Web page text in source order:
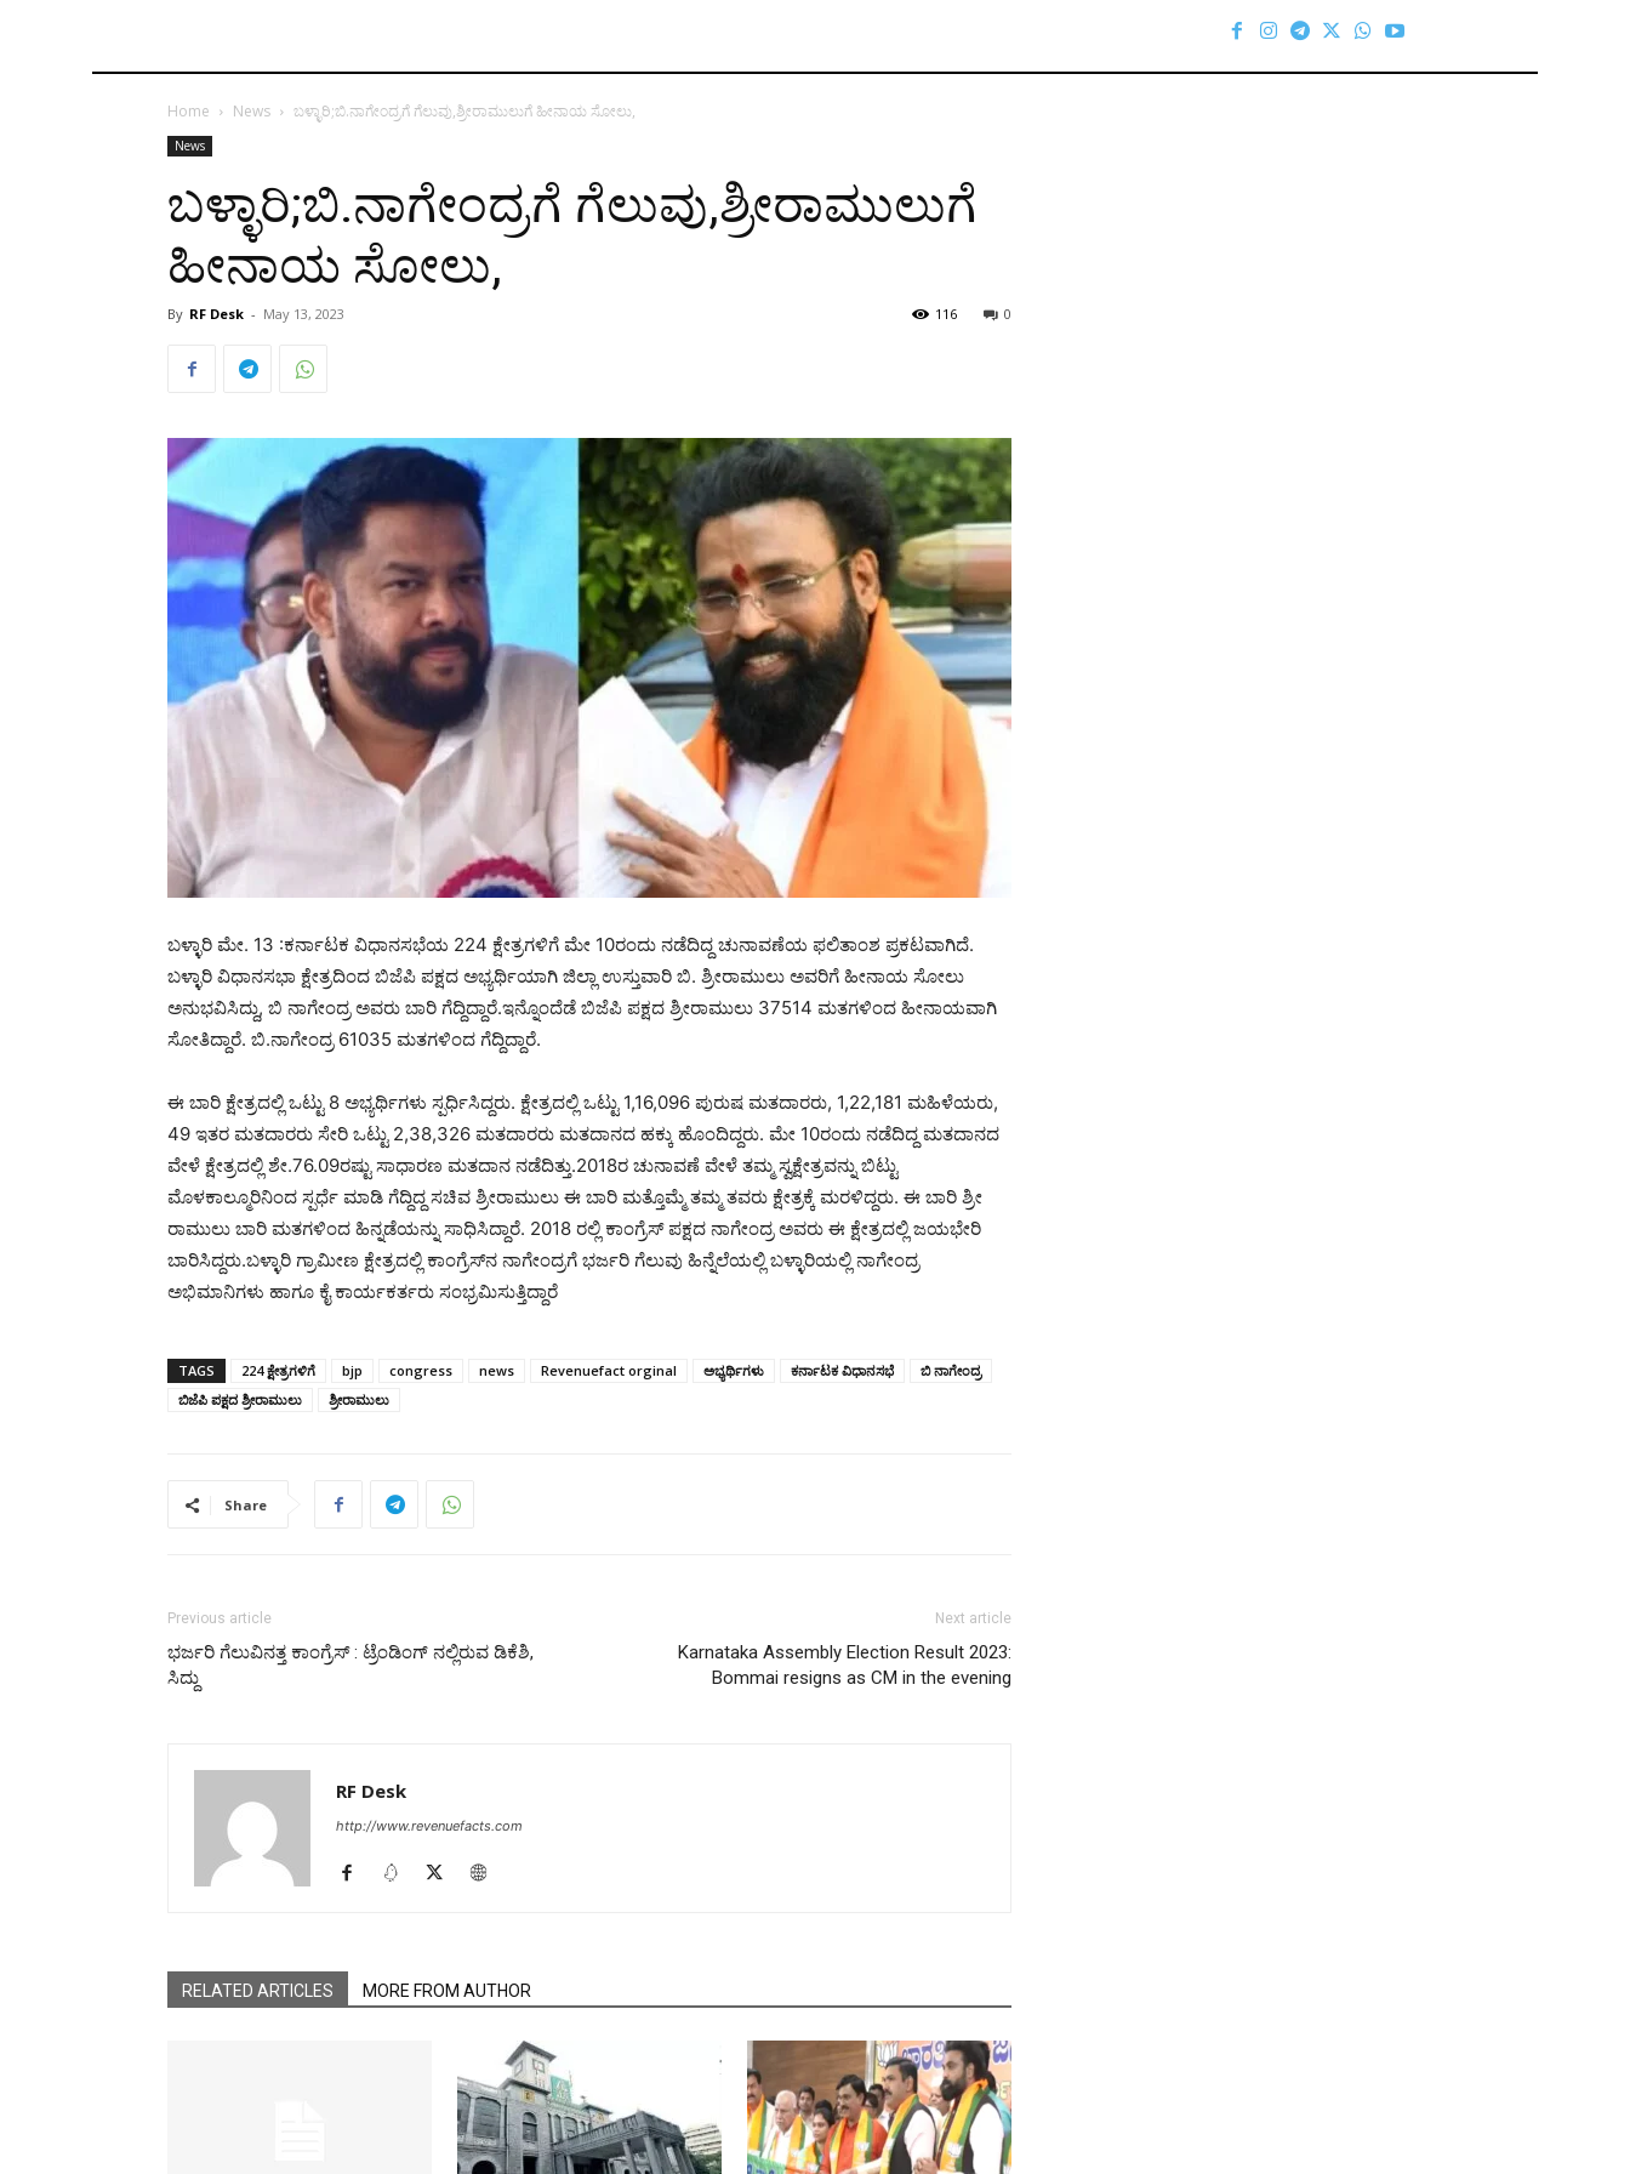
Home News ಬಳ್ಳಾರಿ;ಬಿ.ನಾಗೇಂದ್ರಗೆ ಗೆಲುವು,ಶ್ರೀರಾಮುಲುಗೆ ಹೀನಾಯ ಸೋಲು,
News
ಬಳ್ಳಾರಿ;ಬಿ.ನಾಗೇಂದ್ರಗೆ ಗೆಲುವು,ಶ್ರೀರಾಮುಲುಗೆ
ಹೀನಾಯ ಸೋಲು,
By RF Desk - May 13, 2023 0
116
ಬಳ್ಳಾರಿ ಮೇ. 13 :ಕರ್ನಾಟಕ ವಿಧಾನಸಭೆಯ 224 ಕ್ಷೇತ್ರಗಳಿಗೆ ಮೇ 10ರಂದು ನಡೆದಿದ್ದ ಚುನಾವಣೆಯ ಫಲಿತಾಂಶ ಪ್ರಕಟವಾಗಿದೆ.
ಬಳ್ಳಾರಿ ವಿಧಾನಸಭಾ ಕ್ಷೇತ್ರದಿಂದ ಬಿಜೆಪಿ ಪಕ್ಷದ ಅಭ್ಯರ್ಥಿಯಾಗಿ ಜಿಲ್ಲಾ ಉಸ್ತುವಾರಿ ಬಿ. ಶ್ರೀರಾಮುಲು ಅವರಿಗೆ ಹೀನಾಯ ಸೋಲು
ಅನುಭವಿಸಿದ್ದು, ಬಿ ನಾಗೇಂದ್ರ ಅವರು ಬಾರಿ ಗೆದ್ದಿದ್ದಾರೆ.ಇನ್ನೊಂದೆಡೆ ಬಿಜೆಪಿ ಪಕ್ಷದ ಶ್ರೀರಾಮುಲು 37514 ಮತಗಳಿಂದ ಹೀನಾಯವಾಗಿ
ಸೋತಿದ್ದಾರೆ. ಬಿ.ನಾಗೇಂದ್ರ 61035 ಮತಗಳಿಂದ ಗೆದ್ದಿದ್ದಾರೆ.
ಈ ಬಾರಿ ಕ್ಷೇತ್ರದಲ್ಲಿ ಒಟ್ಟು 8 ಅಭ್ಯರ್ಥಿಗಳು ಸ್ಪರ್ಧಿಸಿದ್ದರು. ಕ್ಷೇತ್ರದಲ್ಲಿ ಒಟ್ಟು 1,16,096 ಪುರುಷ ಮತದಾರರು, 1,22,181 ಮಹಿಳೆಯರು,
49 ಇತರ ಮತದಾರರು ಸೇರಿ ಒಟ್ಟು 2,38,326 ಮತದಾರರು ಮತದಾನದ ಹಕ್ಕು ಹೊಂದಿದ್ದರು. ಮೇ 10ರಂದು ನಡೆದಿದ್ದ ಮತದಾನದ
ವೇಳೆ ಕ್ಷೇತ್ರದಲ್ಲಿ ಶೇ.76.09ರಷ್ಟು ಸಾಧಾರಣ ಮತದಾನ ನಡೆದಿತ್ತು.2018ರ ಚುನಾವಣೆ ವೇಳೆ ತಮ್ಮ ಸ್ವಕ್ಷೇತ್ರವನ್ನು ಬಿಟ್ಟು
ಮೊಳಕಾಲ್ಮೂರಿನಿಂದ ಸ್ಪರ್ಧೆ ಮಾಡಿ ಗೆದ್ದಿದ್ದ ಸಚಿವ ಶ್ರೀರಾಮುಲು ಈ ಬಾರಿ ಮತ್ತೊಮ್ಮೆ ತಮ್ಮ ತವರು ಕ್ಷೇತ್ರಕ್ಕೆ ಮರಳಿದ್ದರು. ಈ ಬಾರಿ ಶ್ರೀ
ರಾಮುಲು ಬಾರಿ ಮತಗಳಿಂದ ಹಿನ್ನಡೆಯನ್ನು ಸಾಧಿಸಿದ್ದಾರೆ. 2018 ರಲ್ಲಿ ಕಾಂಗ್ರೆಸ್ ಪಕ್ಷದ ನಾಗೇಂದ್ರ ಅವರು ಈ ಕ್ಷೇತ್ರದಲ್ಲಿ ಜಯಭೇರಿ
ಬಾರಿಸಿದ್ದರು.ಬಳ್ಳಾರಿ ಗ್ರಾಮೀಣ ಕ್ಷೇತ್ರದಲ್ಲಿ ಕಾಂಗ್ರೆಸ್‍ನ ನಾಗೇಂದ್ರಗೆ ಭರ್ಜರಿ ಗೆಲುವು ಹಿನ್ನೆಲೆಯಲ್ಲಿ ಬಳ್ಳಾರಿಯಲ್ಲಿ ನಾಗೇಂದ್ರ
ಅಭಿಮಾನಿಗಳು ಹಾಗೂ ಕೈ ಕಾರ್ಯಕರ್ತರು ಸಂಭ್ರಮಿಸುತ್ತಿದ್ದಾರೆ
TAGS 224 ಕ್ಷೇತ್ರಗಳಿಗೆ bjp congress news Revenuefact orginal ಅಭ್ಯರ್ಥಿಗಳು ಕರ್ನಾಟಕ ವಿಧಾನಸಭೆ
ಬಿ ನಾಗೇಂದ್ರ
ಬಿಜೆಪಿ ಪಕ್ಷದ ಶ್ರೀರಾಮುಲು
ಶ್ರೀರಾಮುಲು
Share
Previous article
ಭರ್ಜರಿ ಗೆಲುವಿನತ್ತ ಕಾಂಗ್ರೆಸ್ : ಟ್ರೆಂಡಿಂಗ್ ನಲ್ಲಿರುವ ಡಿಕೆಶಿ,
ಸಿದ್ದು
Next article
Karnataka Assembly Election Result 2023:
Bommai resigns as CM in the evening
RF Desk
http://www.revenuefacts.com
RELATED ARTICLES MORE FROM AUTHOR